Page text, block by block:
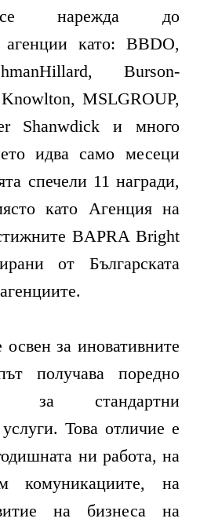
се нарежда до
като: BBDO,
Burson-
MSLGROUP,
Shanwdick и много
идва само месеци
спечели 11 награди,
като Агенция на
BAPRA Bright
от Българската
освен за иновативните
получава поредно
за стандартни
Това отличие е
ни работа, на
комуникациите, на
на бизнеса на